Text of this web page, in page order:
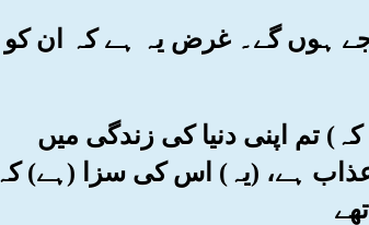
ہوں گے۔ غرض یہ ہے کہ ان کو
تم اپنی دنیا کی زندگی میں
ہے، (یہ) اس کی سزا (ہے) کہ